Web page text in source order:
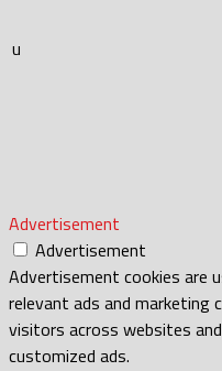
u
Advertisement
Advertisement
Advertisement cookies are
relevant ads and marketing
visitors across websites
customized ads.